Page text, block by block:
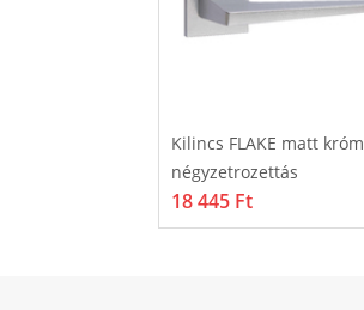
Kilincs FLAKE matt króm
négyzetrozettás
18 445 Ft